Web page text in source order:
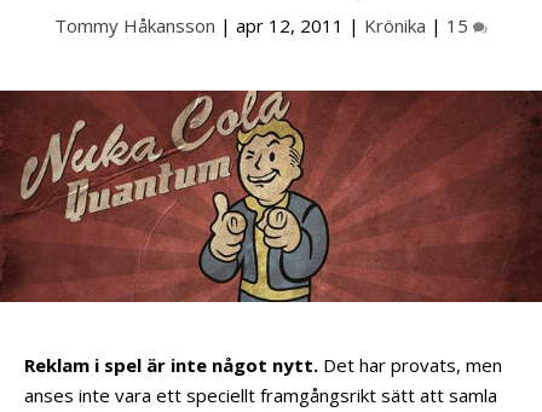
Tommy Håkansson | apr 12, 2011 | Krönika | 15
Reklam i spel är inte något nytt. Det har provats, men
anses inte vara ett speciellt framgångsrikt sätt att samla